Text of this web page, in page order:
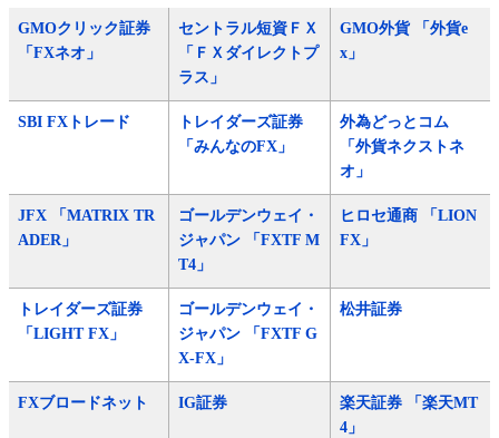
GMOクリック証券
「FXネオ」
セントラル短資ＦＸ
「ＦＸダイレクトプ
ラス」
GMO外貨 「外貨e
x」
SBI FXトレード
トレイダーズ証券
「みんなのFX」
外為どっとコム
「外貨ネクストネ
オ」
JFX 「MATRIX TR
ADER」
ゴールデンウェイ・
ジャパン 「FXTF M
T4」
ヒロセ通商 「LION
FX」
トレイダーズ証券
「LIGHT FX」
ゴールデンウェイ・
ジャパン 「FXTF G
X-FX」
松井証券
FXブロードネット IG証券
楽天証券 「楽天MT
4」